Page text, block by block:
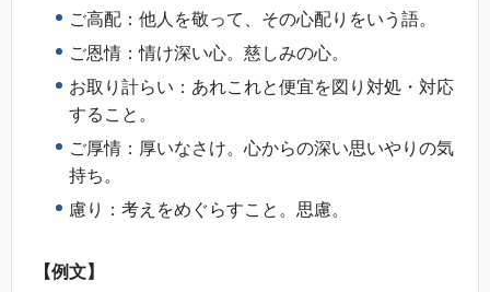
ご高配：他人を敬って、その心配りをいう語。
ご恩情：情け深い心。慈しみの心。
お取り計らい：あれこれと便宜を図り対処・対応
すること。
ご厚情：厚いなさけ。心からの深い思いやりの気
持ち。
慮り：考えをめぐらすこと。思慮。
【例文】